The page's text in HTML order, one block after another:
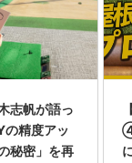
志帆が語っ
精度アッ
秘密」を再